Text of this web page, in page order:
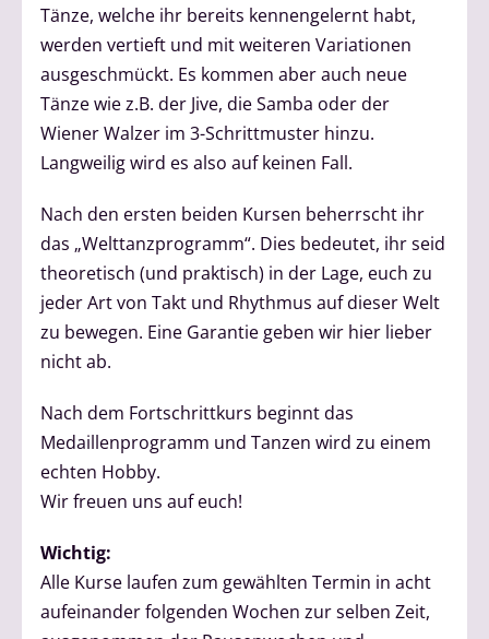
Tänze, welche ihr bereits kennengelernt habt,
werden vertieft und mit weiteren Variationen
ausgeschmückt. Es kommen aber auch neue
Tänze wie z.B. der Jive, die Samba oder der
Wiener Walzer im 3-Schrittmuster hinzu.
Langweilig wird es also auf keinen Fall.
Nach den ersten beiden Kursen beherrscht ihr
das „Welttanzprogramm“. Dies bedeutet, ihr seid
theoretisch (und praktisch) in der Lage, euch zu
jeder Art von Takt und Rhythmus auf dieser Welt
zu bewegen. Eine Garantie geben wir hier lieber
nicht ab.
Nach dem Fortschrittkurs beginnt das
Medaillenprogramm und Tanzen wird zu einem
echten Hobby.
Wir freuen uns auf euch!
Wichtig:
Alle Kurse laufen zum gewählten Termin in acht
aufeinander folgenden Wochen zur selben Zeit,